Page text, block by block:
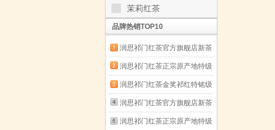
茉莉红茶
品牌热销TOP10
润思祁门红茶官方旗舰店新茶
特级正宗高档口粮茶自饮待客
送长辈父母 1915系列同款试
饮装6g 1915系列
润思祁门红茶正宗原产地特级
红茶自己喝口粮茶中华老字号
茶叶送长辈 特级祁红毛峰
300g 2010系列
润思祁门红茶金奖祁红特铭级
高档红茶传统工夫自饮待客送
长辈父母100g 金奖祁红工夫
润思祁门红茶官方旗舰店新茶
特级正宗高档口粮茶自饮待客
润思祁门红茶正宗原产地特级